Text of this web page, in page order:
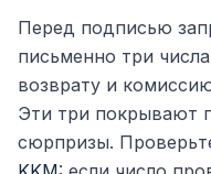
Перед подписью
письменно три
возврату и
Эти три покрывают
сюрпризы.